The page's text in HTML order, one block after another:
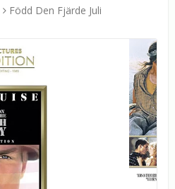
Född Den Fjärde Juli